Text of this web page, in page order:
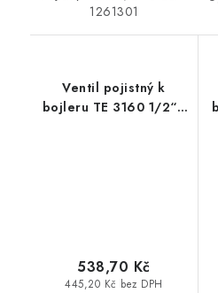
1261301
Ventil pojistný k
bojleru TE 3160 1/2“ -
445,20 Kč bez DPH
538,70 Kč